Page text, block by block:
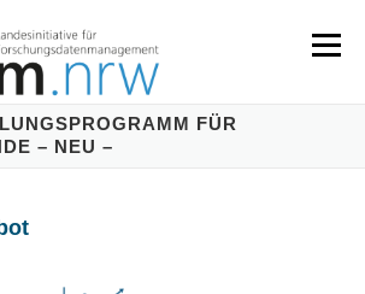
Menü
SERVICES & INFORMATIONEN
FÜR
– NEU –